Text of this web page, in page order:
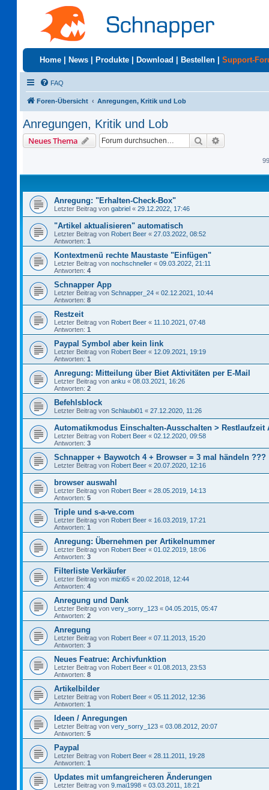
Home News Produkte Download Bestellen Support-
FAQ
Foren-Übersicht Anregungen, Kritik und Lob
Anregungen, Kritik und Lob
Neues Thema Suche
Anregung: "Erhalten-Check-Box"
Letzter Beitrag von gabriel « 29.12.2022, 17:46
"Artikel aktualisieren" automatisch
Letzter Beitrag von Robert Beer « 27.03.2022, 08:52
Antworten: 1
Kontextmenü rechte Maustaste "Einfügen"
Letzter Beitrag von nochschneller « 09.03.2022, 21:11
Antworten: 4
Schnapper App
Letzter Beitrag von Schnapper_24 « 02.12.2021, 10:44
Antworten: 8
Restzeit
Letzter Beitrag von Robert Beer « 11.10.2021, 07:48
Antworten: 1
Paypal Symbol aber kein link
Letzter Beitrag von Robert Beer « 12.09.2021, 19:19
Antworten: 1
Anregung: Mitteilung über Biet Aktivitäten per E-Mail
Letzter Beitrag von anku « 08.03.2021, 16:26
Antworten: 2
Befehlsblock
Letzter Beitrag von Schlaubi01 « 27.12.2020, 11:26
Automatikmodus Einschalten-Ausschalten > Restlaufzeit
Letzter Beitrag von Robert Beer « 02.12.2020, 09:58
Antworten: 3
Schnapper + Baywotch 4 + Browser = 3 mal händeln ???
Letzter Beitrag von Robert Beer « 20.07.2020, 12:16
browser auswahl
Letzter Beitrag von Robert Beer « 28.05.2019, 14:13
Antworten: 5
Triple und s-a-ve.com
Letzter Beitrag von Robert Beer « 16.03.2019, 17:21
Antworten: 1
Anregung: Übernehmen per Artikelnummer
Letzter Beitrag von Robert Beer « 01.02.2019, 18:06
Antworten: 3
Filterliste Verkäufer
Letzter Beitrag von mizi65 « 20.02.2018, 12:44
Antworten: 4
Anregung und Dank
Letzter Beitrag von very_sorry_123 « 04.05.2015, 05:47
Antworten: 2
Anregung
Letzter Beitrag von Robert Beer « 07.11.2013, 15:20
Antworten: 3
Neues Featrue: Archivfunktion
Letzter Beitrag von Robert Beer « 01.08.2013, 23:53
Antworten: 8
Artikelbilder
Letzter Beitrag von Robert Beer « 05.11.2012, 12:36
Antworten: 1
Ideen / Anregungen
Letzter Beitrag von very_sorry_123 « 03.08.2012, 20:07
Antworten: 5
Paypal
Letzter Beitrag von Robert Beer « 28.11.2011, 19:28
Antworten: 1
Updates mit umfangreicheren Änderungen
Letzter Beitrag von 9.mai1998 « 03.03.2011, 18:21